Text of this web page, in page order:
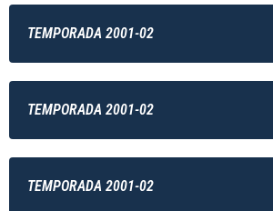
TEMPORADA 2001-02
TEMPORADA 2001-02
TEMPORADA 2001-02